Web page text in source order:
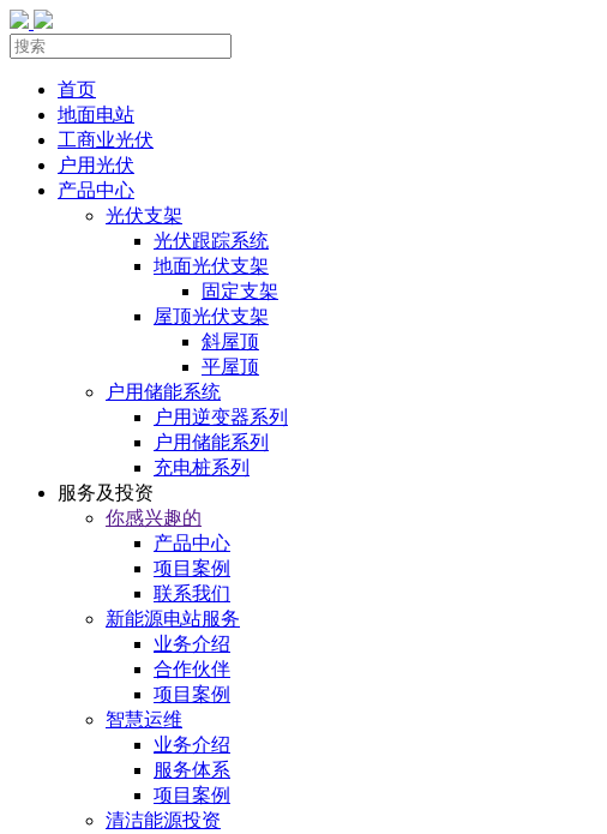
首页
地面电站
工商业光伏
户用光伏
产品中心
光伏支架
光伏跟踪系统
地面光伏支架
固定支架
屋顶光伏支架
斜屋顶
平屋顶
户用储能系统
户用逆变器系列
户用储能系列
充电桩系列
服务及投资
你感兴趣的
产品中心
项目案例
联系我们
新能源电站服务
业务介绍
合作伙伴
项目案例
智慧运维
业务介绍
服务体系
项目案例
清洁能源投资